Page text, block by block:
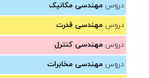
دروس مهندسی مکانیک
دروس مهندسی قدرت
دروس مهندسی کنترل
دروس مهندسی مخابرات